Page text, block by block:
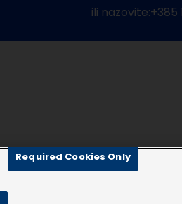
ili nazovite:+385
Required Cookies Only